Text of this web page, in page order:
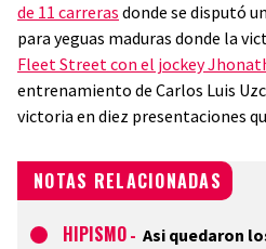
de 11 carreras donde se disputó
para yeguas maduras donde la
Fleet Street con el jockey
entrenamiento de Carlos Luis
victoria en diez presentaciones
NOTAS RELACIONADAS
HIPISMO - Asi quedaron